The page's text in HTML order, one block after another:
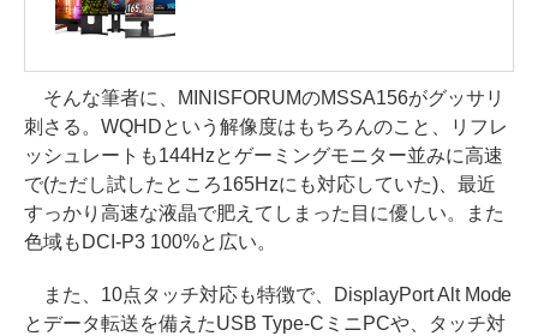
そんな筆者に、MINISFORUMのMSSA156がグッサリ
刺さる。WQHDという解像度はもちろんのこと、リフレ
ッシュレートも144Hzとゲーミングモニター並みに高速
で(ただし試したところ165Hzにも対応していた)、最近
すっかり高速な液晶で肥えてしまった目に優しい。また
色域もDCI-P3 100%と広い。
また、10点タッチ対応も特徴で、DisplayPort Alt Mode
とデータ転送を備えたUSB Type-CミニPCや、タッチ対